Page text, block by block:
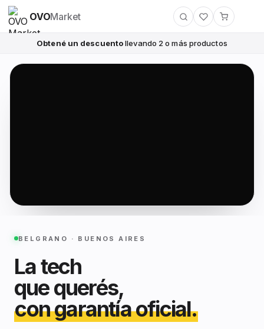
OVOMarket
Obtené un descuentollevando 2 o más productos
BELGRANO · BUENOS AIRES
La tech
que querés,
con garantía oficial.